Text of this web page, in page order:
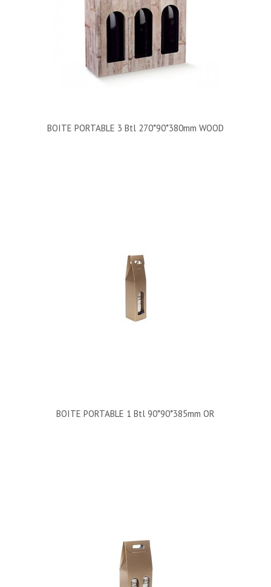
BOITE PORTABLE 3 Btl 270*90*380mm WOOD
BOITE PORTABLE 1 Btl 90*90*385mm OR